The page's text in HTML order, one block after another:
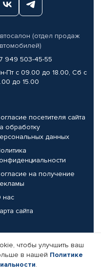
(отдел продаж
949 503-45-55
Пт с 09.00 до 18.00, Сб с
до 15.00
посетителя сайта
обработку
данных
на получение
нас
сайта
компании
чтобы улучшить ваш
в нашей Политике
.